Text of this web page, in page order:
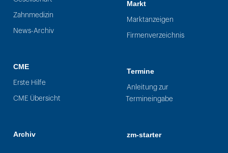
Zahnmedizin
News-Archiv
CME
Erste Hilfe
CME Übersicht
Archiv
Markt
Marktanzeigen
Firmenverzeichnis
Termine
Anleitung zur
Termineingabe
zm-starter